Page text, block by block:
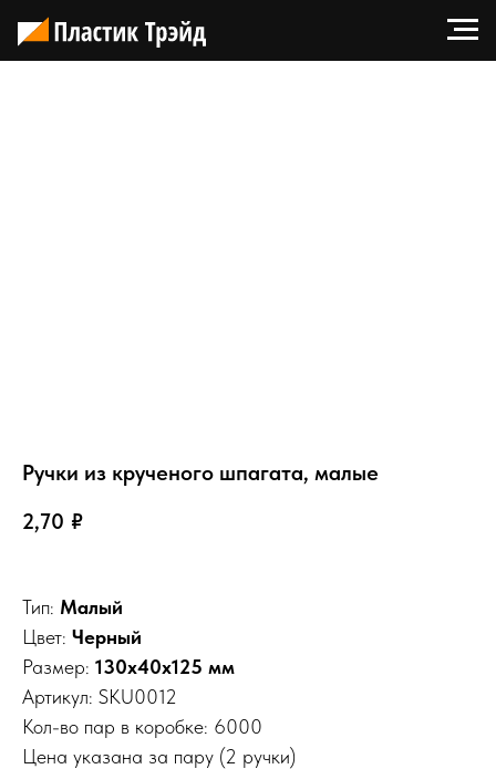
Ручки из крученого шпагата, малые
2,70 ₽
Тип: Малый
Цвет: Черный
Размер: 130х40х125 мм
Артикул: SKU0012
Кол-во пар в коробке: 6000
Цена указана за пару (2 ручки)